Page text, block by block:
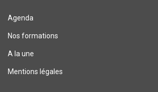
Agenda
Nos formations
A la une
Mentions légales